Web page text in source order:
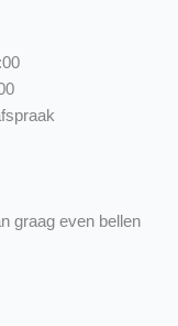
graag even bellen